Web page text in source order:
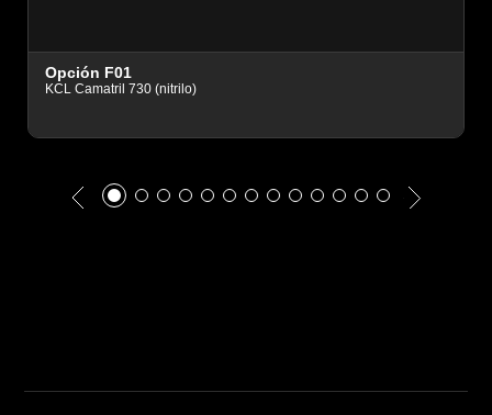
Opción F01
KCL Camatril 730 (nitrilo)